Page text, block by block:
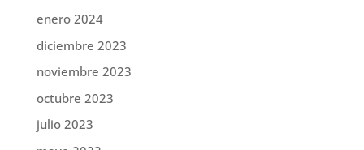
enero 2024
diciembre 2023
noviembre 2023
octubre 2023
julio 2023